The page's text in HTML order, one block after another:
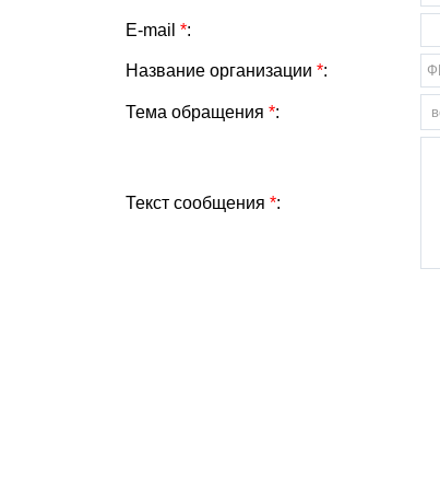
E-mail *:
Название организации *:
Тема обращения *:
Текст сообщения *: